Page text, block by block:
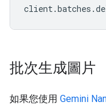
client.batches .
批次生成圖片
如果您使用 Gemini